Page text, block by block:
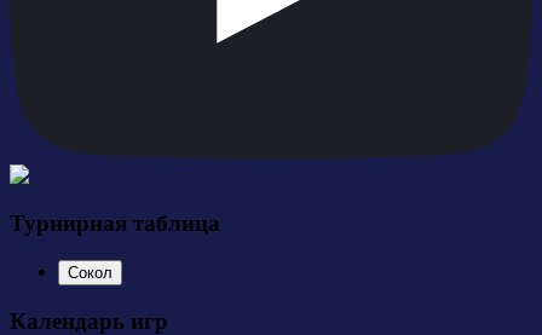
Турнирная таблица
Сокол
Календарь игр